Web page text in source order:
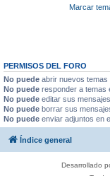
Marcar
PERMISOS DEL FORO
No puede abrir nuevos temas
No puede responder a temas
No puede editar sus
No puede borrar sus
No puede enviar adjuntos en
Índice general
Desarrollado